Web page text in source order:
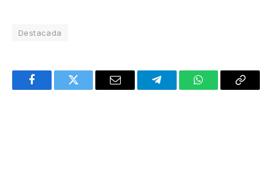
Destacada
FacebookTwitter Email TelegramWhatsAppCopy